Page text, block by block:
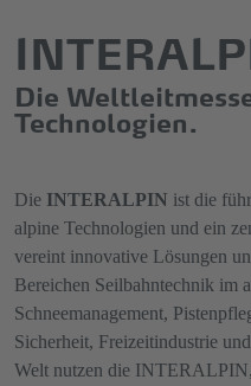
Die
Technologien.
Die INTERALPIN ist die
alpine Technologien und ein
vereint innovative Lösungen
Bereichen Seilbahntechnik im
Schneemanagement,
Sicherheit, Freizeitindustrie
Welt nutzen die